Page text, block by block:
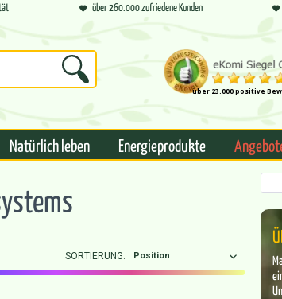
über 260.000 zufriedene Kunden
über 23.000 positive
Natürlich leben Energieprodukte
SORTIERUNG: